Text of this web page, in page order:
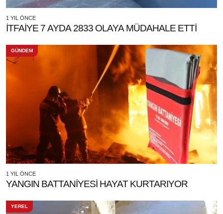
1 YIL ÖNCE
İTFAİYE 7 AYDA 2833 OLAYA MÜDAHALE ETTİ
GÜNDEM
1 YIL ÖNCE
YANGIN BATTANİYESİ HAYAT KURTARIYOR
YEREL